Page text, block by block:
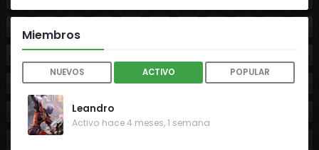
Miembros
NUEVOS ACTIVO POPULAR
Leandro
Activo hace 4 meses, 1 semana